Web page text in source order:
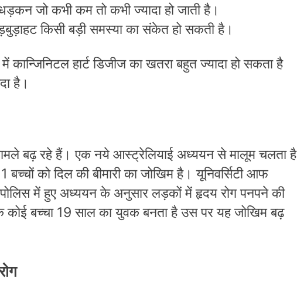
जो कभी कम तो कभी ज्यादा हो जाती है।
किसी बड़ी समस्या का संकेत हो सकती है।
हार्ट डिजीज का खतरा बहुत ज्यादा हो सकता है
है।
बढ़ रहे हैं। एक नये आस्ट्रेलियाई अध्ययन से मालूम चलता है
को दिल की बीमारी का जोखिम है। यूनिवर्सिटी आफ
में हुए अध्ययन के अनुसार लड़कों में हृदय रोग पनपने की
बच्चा 19 साल का युवक बनता है उस पर यह जोखिम बढ़